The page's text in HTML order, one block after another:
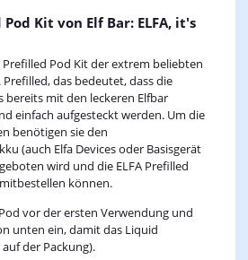
Pod Kit von Elf Bar: ELFA, it's
Prefilled Pod Kit der extrem beliebten
Prefilled, das bedeutet, dass die
bereits mit den leckeren Elfbar
einfach aufgesteckt werden. Um die
benötigen sie den
(auch Elfa Devices oder Basisgerät
wird und die ELFA Prefilled
können.
vor der ersten Verwendung und
unten ein, damit das Liquid
der Packung).